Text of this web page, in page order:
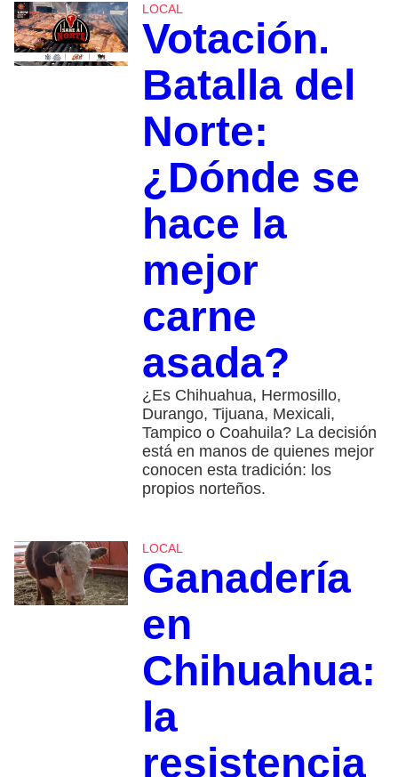
LOCAL
Votación.
Batalla del
Norte:
¿Dónde se
hace la
mejor
carne
asada?
¿Es Chihuahua, Hermosillo,
Durango, Tijuana, Mexicali,
Tampico o Coahuila? La decisión
está en manos de quienes mejor
conocen esta tradición: los
propios norteños.
LOCAL
Ganadería
en
Chihuahua:
la
resistencia